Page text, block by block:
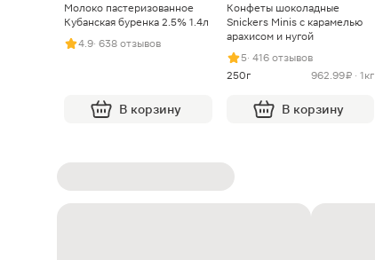
Молоко пастеризованное
Кубанская буренка 2.5% 1.4л
4.9· 638 отзывов
В корзину
Конфеты шоколадные
Snickers Minis с карамелью
арахисом и нугой
5· 416 отзывов
250г
962.99 ₽ · 1кг
В корзину